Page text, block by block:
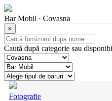
Bar Mobil · Covasna
×
Caută după categorie sau
Fotografie